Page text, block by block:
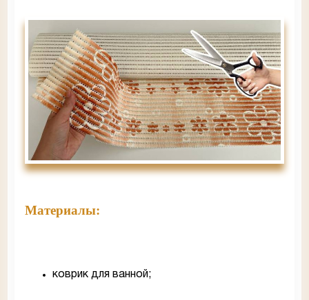
Материалы:
коврик для ванной;